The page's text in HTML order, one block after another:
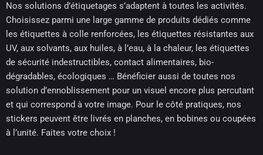
Nos solutions d’étiquetages s’adaptent à toutes les activités.
Choisissez parmi une large gamme de produits dédiés comme
les étiquettes à colle renforcées, les étiquettes résistantes aux
UV, aux solvants, aux huiles, à l’eau, à la chaleur, les étiquettes
de sécurité indestructibles, contact alimentaires, bio-
dégradables, écologiques … Bénéficier aussi de toutes nos
solution d’ennoblissement pour un visuel encore plus percutant
et qui correspond à votre image. Pour le côté pratiques, nos
stickers peuvent être livrés en planches, en bobines ou coupées
à l’unité. Faites votre choix !